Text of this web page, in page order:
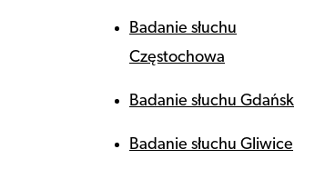
Badanie słuchu
Częstochowa
Badanie słuchu Gdańsk
Badanie słuchu Gliwice